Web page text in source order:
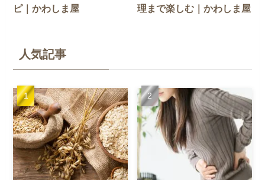
ピ｜かわしま屋
理まで楽しむ｜かわしま屋
人気記事